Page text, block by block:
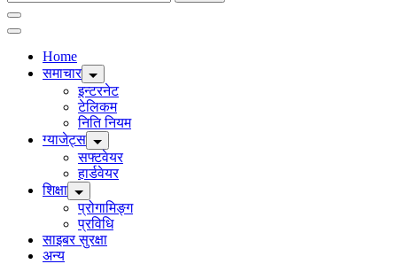
for:
Home
समाचार
इन्टरनेट
टेलिकम
निति नियम
ग्याजेट्स
सफ्टवेयर
हार्डवेयर
शिक्षा
प्रोगामिङ्ग
प्रविधि
साइबर सुरक्षा
अन्य